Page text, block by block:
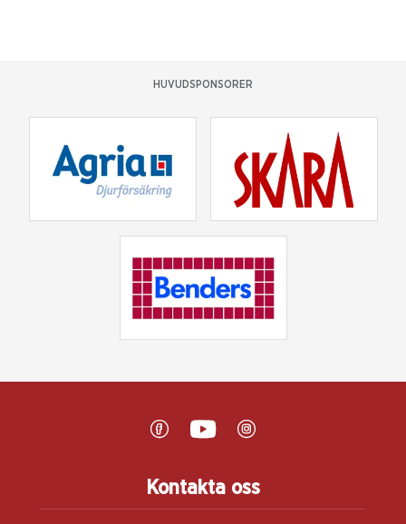
HUVUDSPONSORER
Kontakta oss